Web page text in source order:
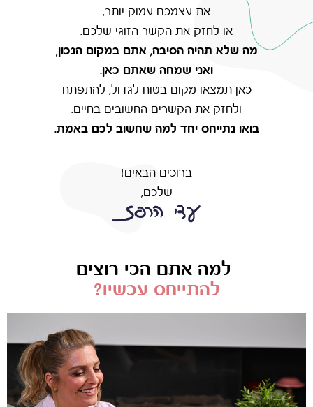
את עצמכם עמוק יותר,
או לחזק את הקשר הזוגי שלכם.
מה שלא תהיה הסיבה, אתם במקום הנכון,
ואני שמחה שאתם כאן.
כאן תמצאו מקום בטוח לגדול, להתפתח
ולחזק את הקשרים החשובים בחיים.
בואו נתייחס יחד למה שחשוב לכם באמת.
ברוכים הבאים!
שלכם,
למה אתם הכי רוצים
להתייחס עכשיו?